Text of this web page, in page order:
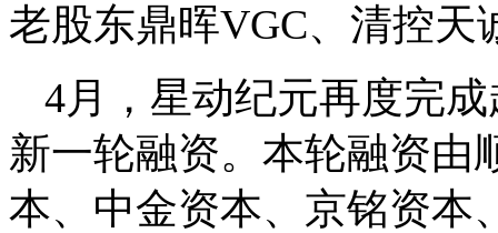
老股东鼎晖VGC、清控天
4月，星动纪元再度完
新一轮融资。本轮融资由
本、中金资本、京铭资本